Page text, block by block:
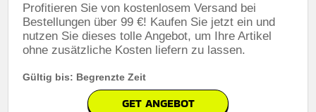
Profitieren Sie von kostenlosem Versand bei
Bestellungen über 99 €! Kaufen Sie jetzt ein und
nutzen Sie dieses tolle Angebot, um Ihre Artikel
ohne zusätzliche Kosten liefern zu lassen.
Gültig bis: Begrenzte Zeit
GET ANGEBOT